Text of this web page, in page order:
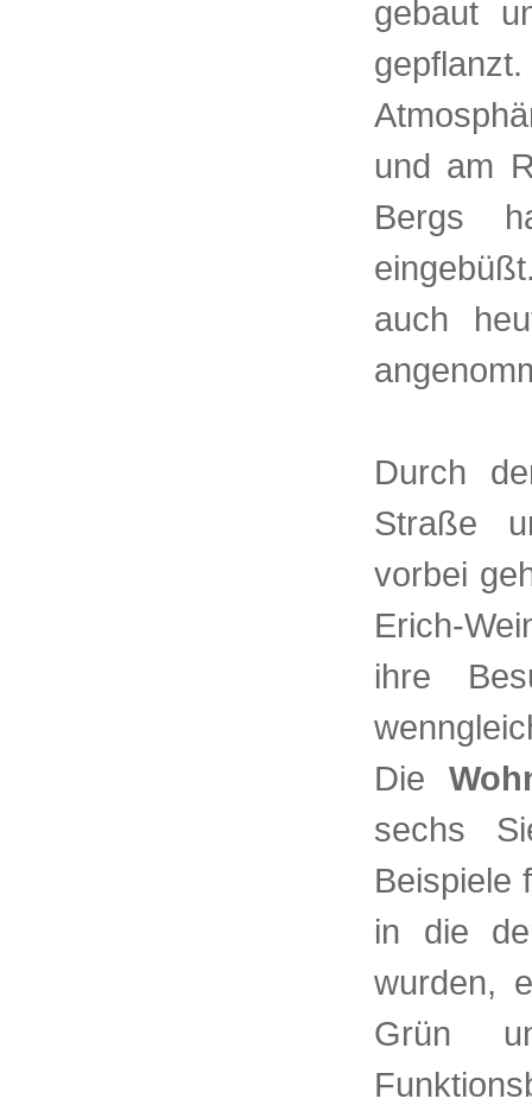
gebaut
und am
Bergs
auch
Durch
Straße
vorbei
Erich-
ihre
Die
sechs
Beispiele
in die
wurden,
Grün